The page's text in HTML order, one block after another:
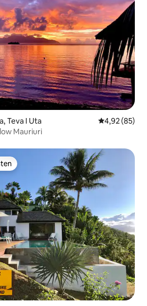
Teva I Uta Gemiddelde
4,92 (85)
Mauriuri